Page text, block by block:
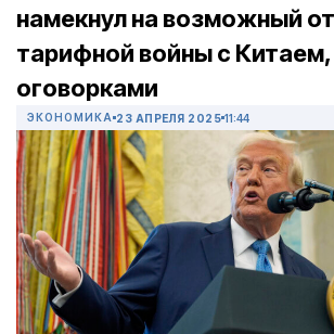
намекнул на возможный
тарифной войны с Китаем,
оговорками
ЭКОНОМИКА 23 АПРЕЛЯ 2025 11:44